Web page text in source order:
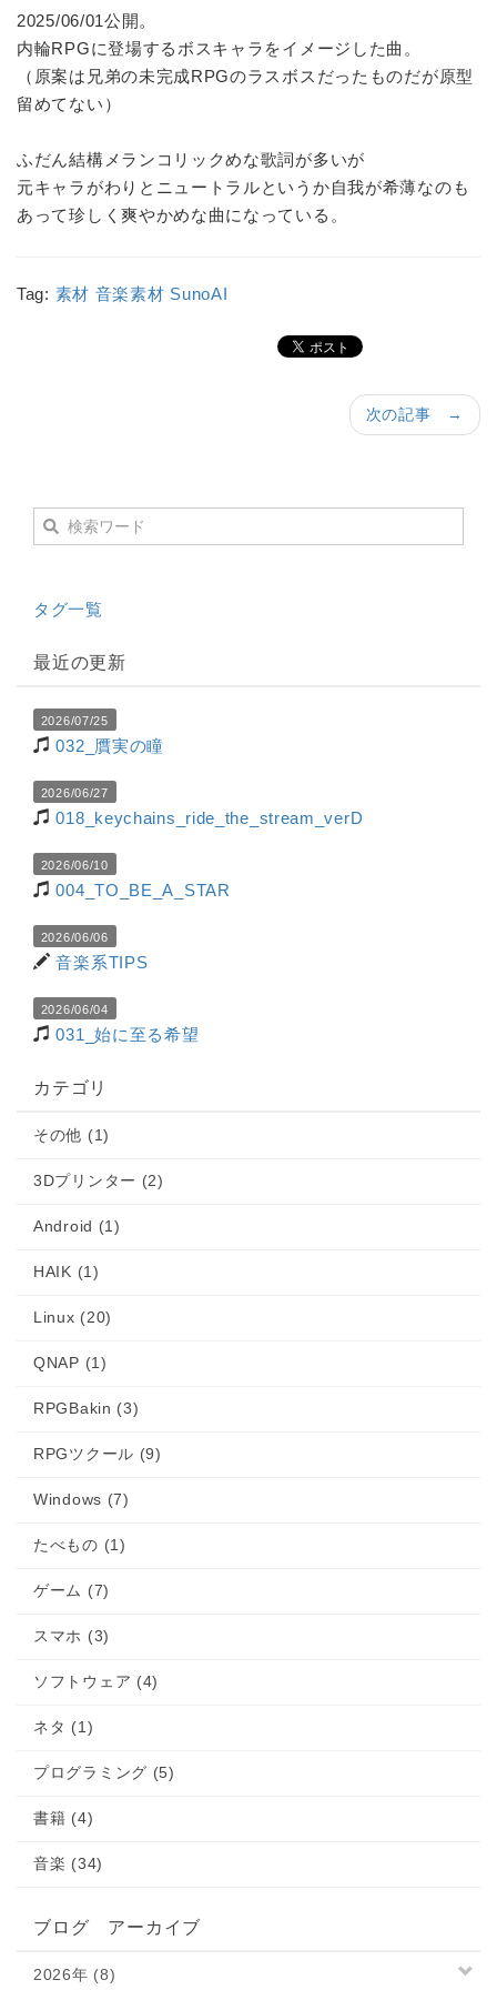
2025/06/01公開。
内輪RPGに登場するボスキャラをイメージした曲。
（原案は兄弟の未完成RPGのラスボスだったものだが原型
留めてない）
ふだん結構メランコリックめな歌詞が多いが
元キャラがわりとニュートラルというか自我が希薄なのも
あって珍しく爽やかめな曲になっている。
Tag: 素材 音楽素材 SunoAI
次の記事 →
タグ一覧
最近の更新
2026/07/25
032_贋実の瞳
2026/06/27
018_keychains_ride_the_stream_verD
2026/06/10
004_TO_BE_A_STAR
2026/06/06
音楽系TIPS
2026/06/04
031_始に至る希望
カテゴリ
その他 (1)
3Dプリンター (2)
Android (1)
HAIK (1)
Linux (20)
QNAP (1)
RPGBakin (3)
RPGツクール (9)
Windows (7)
たべもの (1)
ゲーム (7)
スマホ (3)
ソフトウェア (4)
ネタ (1)
プログラミング (5)
書籍 (4)
音楽 (34)
ブログ アーカイブ
2026年 (8)